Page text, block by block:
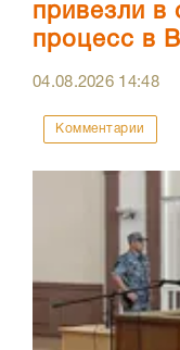
привезли в
процесс в
04.08.2026 14:48
Комментарии